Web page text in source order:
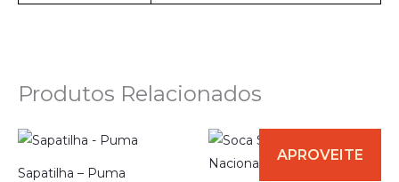
Produtos Relacionados
Sapatilha – Puma
O
preço
original
preço
atual